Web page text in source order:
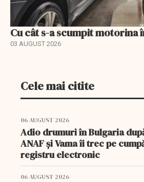
Cu cât s-a scumpit motorina
03 AUGUST 2026
Cele mai citite
06 AUGUST 2026
Adio drumuri în Bulgaria
ANAF și Vama îi trec pe
registru electronic
06 AUGUST 2026